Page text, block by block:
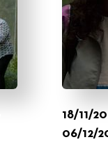
18/11/
06/12/